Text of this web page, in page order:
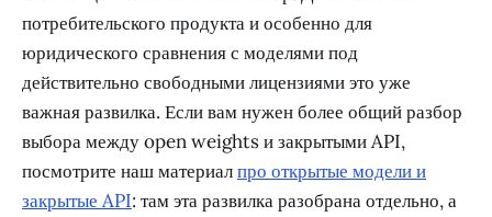
потребительского продукта и особенно для
юридического сравнения с моделями под
действительно свободными лицензиями это уже
важная развилка. Если вам нужен более общий разбор
выбора между open weights и закрытыми API,
посмотрите наш материалпро открытые модели и
закрытые API: там эта развилка разобрана отдельно, а